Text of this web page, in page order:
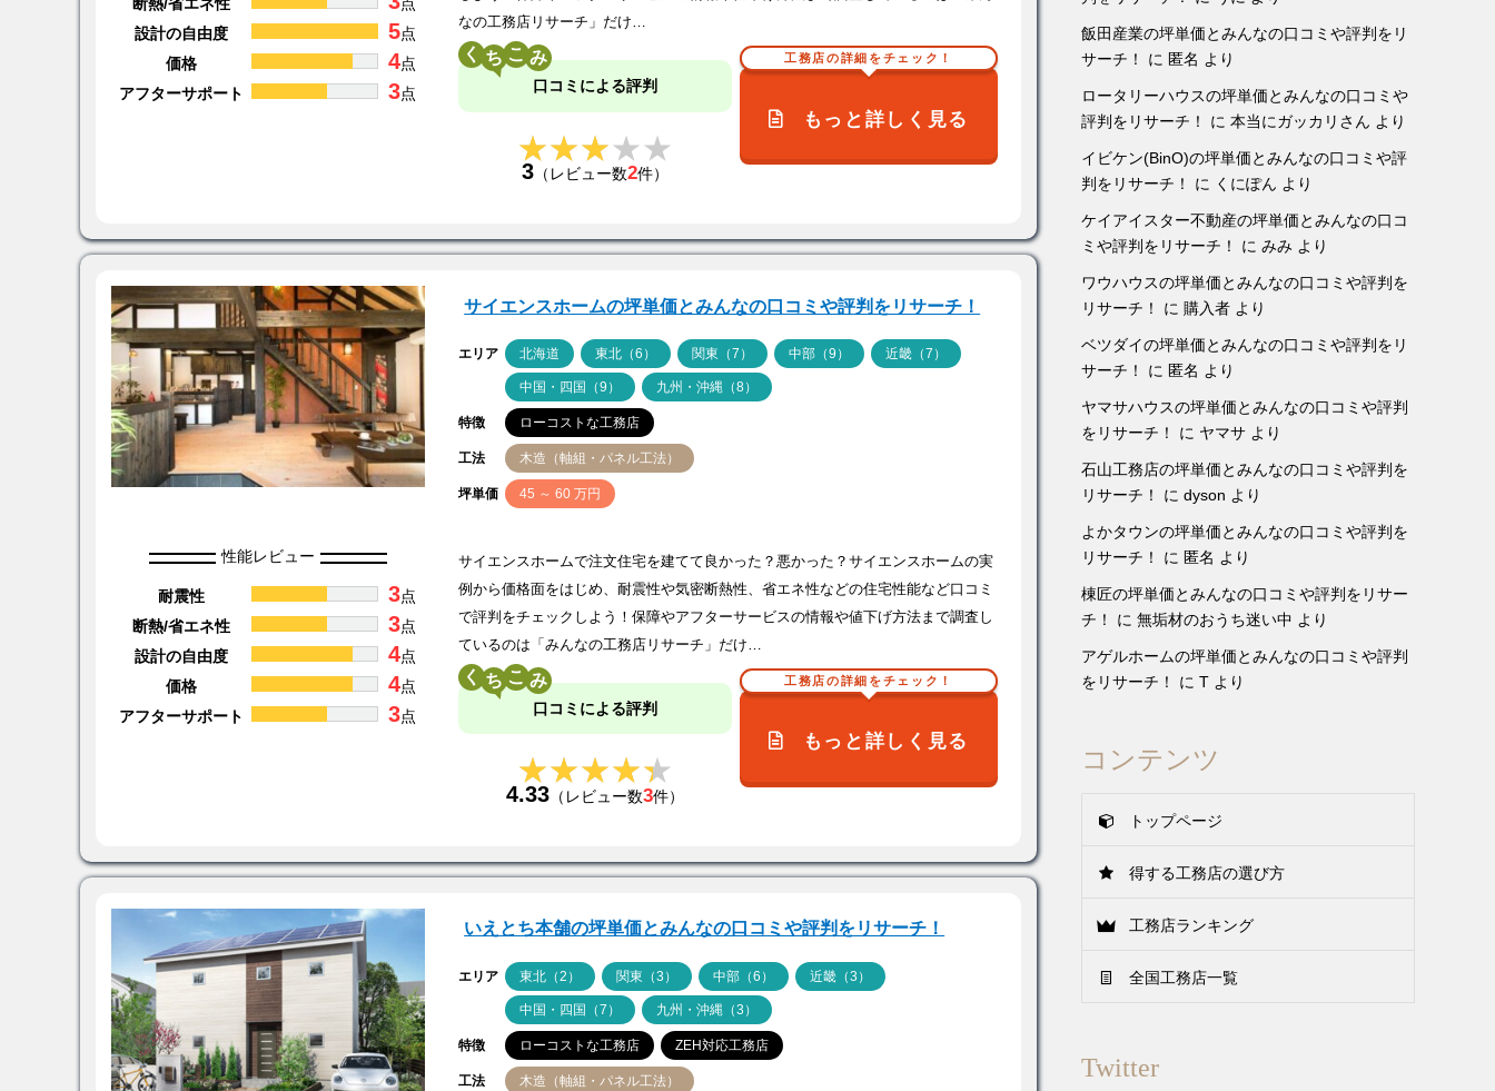
断熱/省エネ性
点
設計の自由度
5点
価格
4点
アフターサポート
3点
なの工務店リサーチ」だけ…
く こ
口コミによる評判
★★★★★
★★★★★
3 （レビュー数2件）
工務店の詳細をチェック！
もっと詳しく見る
サイエンスホームの坪単価とみんなの口コミや評判をリサーチ！
エリア 北海道 東北（6） 関東（7） 中部（9） 近畿（7）
中国・四国（9） 九州・沖縄（8）
特徴 ローコストな工務店
工法 木造（軸組・パネル工法）
坪単価 45 ～ 60 万円
性能レビュー
耐震性 3点
断熱/省エネ性
3点
設計の自由度
4点
価格
4点
アフターサポート
3点
サイエンスホームで注文住宅を建てて良かった？悪かった？サイエンスホームの実
例から価格面をはじめ、耐震性や気密断熱性、省エネ性などの住宅性能など口コミ
で評判をチェックしよう！保障やアフターサービスの情報や値下げ方法まで調査し
ているのは「みんなの工務店リサーチ」だけ…
く こ
口コミによる評判
★★★★★
★★★★★
4.33 （レビュー数3件）
工務店の詳細をチェック！
もっと詳しく見る
いえとち本舗の坪単価とみんなの口コミや評判をリサーチ！
エリア 東北（2） 関東（3） 中部（6） 近畿（3）
中国・四国（7） 九州・沖縄（3）
特徴 ローコストな工務店 ZEH対応工務店
工法 木造（軸組・パネル工法）
飯田産業の坪単価とみんなの口コミや評判をリ
サーチ！
に 匿名 より
ロータリーハウスの坪単価とみんなの口コミや
評判をリサーチ！
に 本当にガッカリさん より
イビケン(BinO)の坪単価とみんなの口コミや評
判をリサーチ！
に くにぽん より
ケイアイスター不動産の坪単価とみんなの口コ
ミや評判をリサーチ！
に みみ より
ワウハウスの坪単価とみんなの口コミや評判を
リサーチ！
に 購入者 より
ベツダイの坪単価とみんなの口コミや評判をリ
サーチ！
に 匿名 より
ヤマサハウスの坪単価とみんなの口コミや評判
をリサーチ！
に ヤマサ より
石山工務店の坪単価とみんなの口コミや評判を
リサーチ！
に dyson より
よかタウンの坪単価とみんなの口コミや評判を
リサーチ！
に 匿名 より
棟匠の坪単価とみんなの口コミや評判をリサー
チ！
に 無垢材のおうち迷い中 より
アゲルホームの坪単価とみんなの口コミや評判
をリサーチ！
に T より
コンテンツ
トップページ
得する工務店の選び方
工務店ランキング
全国工務店一覧
Twitter